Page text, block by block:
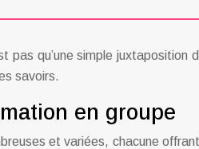
qu’une simple juxtaposition
savoirs.
en groupe
et variées, chacune